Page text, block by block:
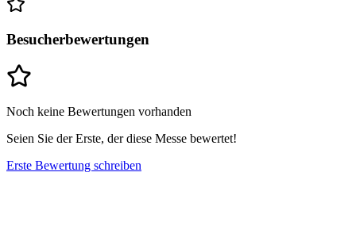
Besucherbewertungen
Noch keine Bewertungen vorhanden
Seien Sie der Erste, der diese Messe bewertet!
Erste Bewertung schreiben